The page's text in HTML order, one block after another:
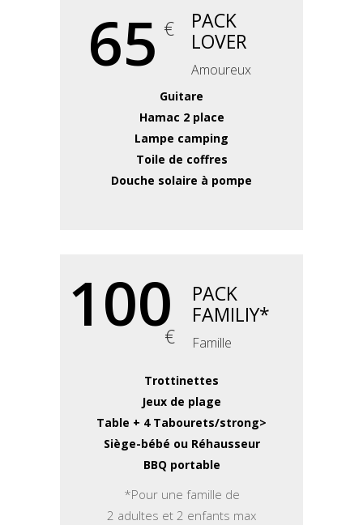
65 €
PACK
LOVER
Amoureux
Guitare
Hamac 2 place
Lampe camping
Toile de coffres
Douche solaire à pompe
100€
PACK
FAMILIY*
Famille
Trottinettes
Jeux de plage
Table + 4 Tabourets/strong>
Siège-bébé ou Réhausseur
BBQ portable
*Pour une famille de
2 adultes et 2 enfants max